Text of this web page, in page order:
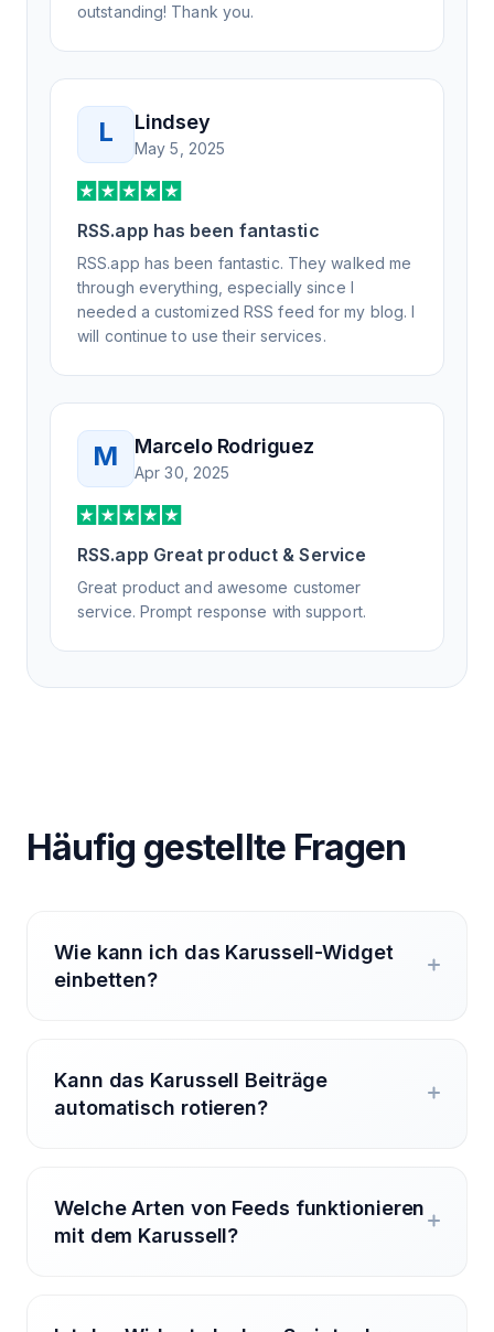
outstanding! Thank you.
L Lindsey
May 5, 2025
RSS.app has been fantastic
RSS.app has been fantastic. They walked me
through everything, especially since I
needed a customized RSS feed for my blog. I
will continue to use their services.
M Marcelo Rodriguez
Apr 30, 2025
RSS.app Great product & Service
Great product and awesome customer
service. Prompt response with support.
Häufig gestellte Fragen
Wie kann ich das Karussell-Widget
einbetten?
Kann das Karussell Beiträge
automatisch rotieren?
Welche Arten von Feeds funktionieren
mit dem Karussell?